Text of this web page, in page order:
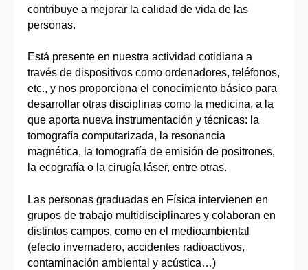
contribuye a mejorar la calidad de vida de las
personas.
Está presente en nuestra actividad cotidiana a
través de dispositivos como ordenadores, teléfonos,
etc., y nos proporciona el conocimiento básico para
desarrollar otras disciplinas como la medicina, a la
que aporta nueva instrumentación y técnicas: la
tomografía computarizada, la resonancia
magnética, la tomografía de emisión de positrones,
la ecografía o la cirugía láser, entre otras.
Las personas graduadas en Física intervienen en
grupos de trabajo multidisciplinares y colaboran en
distintos campos, como en el medioambiental
(efecto invernadero, accidentes radioactivos,
contaminación ambiental y acústica…)